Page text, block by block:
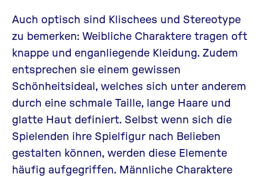
Auch optisch sind Klischees und Stereotype
zu bemerken: Weibliche Charaktere tragen oft
knappe und enganliegende Kleidung. Zudem
entsprechen sie einem gewissen
Schönheitsideal, welches sich unter anderem
durch eine schmale Taille, lange Haare und
glatte Haut definiert. Selbst wenn sich die
Spielenden ihre Spielfigur nach Belieben
gestalten können, werden diese Elemente
häufig aufgegriffen. Männliche Charaktere